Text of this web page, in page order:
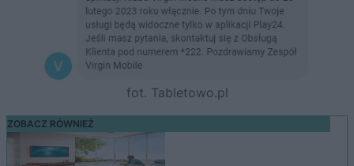
fot. Tabletowo.pl
ZOBACZ RÓWNIEŻ